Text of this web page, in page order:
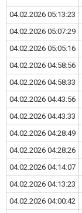
04.02.2026 05:13:23
04.02.2026 05:07:29
04.02.2026 05:05:16
04.02.2026 04:58:56
04.02.2026 04:58:33
04.02.2026 04:43:56
04.02.2026 04:43:33
04.02.2026 04:28:49
04.02.2026 04:28:26
04.02.2026 04:14:07
04.02.2026 04:13:23
04.02.2026 04:00:42